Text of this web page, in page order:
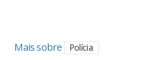
Mais sobre Polícia